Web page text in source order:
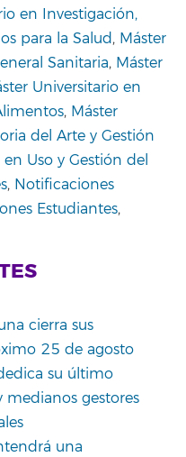
en Investigación,
para la Salud, Máster
Sanitaria, Máster
Universitario en
, Máster
del Arte y Gestión
Uso y Gestión del
, Notificaciones
Estudiantes,
cierra sus
25 de agosto
su último
medianos gestores
una